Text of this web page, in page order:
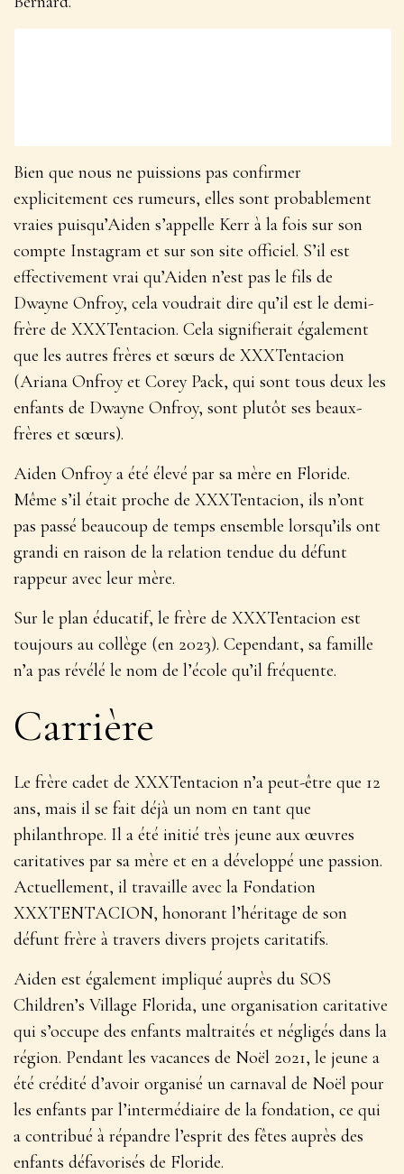
Bien que nous ne puissions pas confirmer
explicitement ces rumeurs, elles sont probablement
vraies puisqu’Aiden s’appelle Kerr à la fois sur son
compte Instagram et sur son site officiel. S’il est
effectivement vrai qu’Aiden n’est pas le fils de
Dwayne Onfroy, cela voudrait dire qu’il est le demi-
frère de XXXTentacion. Cela signifierait également
que les autres frères et sœurs de XXXTentacion
(Ariana Onfroy et Corey Pack, qui sont tous deux les
enfants de Dwayne Onfroy, sont plutôt ses beaux-
frères et sœurs).
Aiden Onfroy a été élevé par sa mère en Floride.
Même s’il était proche de XXXTentacion, ils n’ont
pas passé beaucoup de temps ensemble lorsqu’ils ont
grandi en raison de la relation tendue du défunt
rappeur avec leur mère.
Sur le plan éducatif, le frère de XXXTentacion est
toujours au collège (en 2023). Cependant, sa famille
n’a pas révélé le nom de l’école qu’il fréquente.
Carrière
Le frère cadet de XXXTentacion n’a peut-être que 12
ans, mais il se fait déjà un nom en tant que
philanthrope. Il a été initié très jeune aux œuvres
caritatives par sa mère et en a développé une passion.
Actuellement, il travaille avec la Fondation
XXXTENTACION, honorant l’héritage de son
défunt frère à travers divers projets caritatifs.
Aiden est également impliqué auprès du SOS
Children’s Village Florida, une organisation caritative
qui s’occupe des enfants maltraités et négligés dans la
région. Pendant les vacances de Noël 2021, le jeune a
été crédité d’avoir organisé un carnaval de Noël pour
les enfants par l’intermédiaire de la fondation, ce qui
a contribué à répandre l’esprit des fêtes auprès des
enfants défavorisés de Floride.